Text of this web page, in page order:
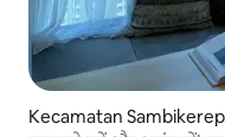
Kecamatan Sambikerep